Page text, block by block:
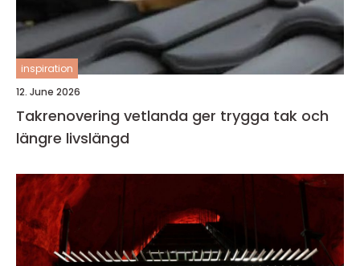
inspiration
12. June 2026
Takrenovering vetlanda ger trygga tak och
längre livslängd